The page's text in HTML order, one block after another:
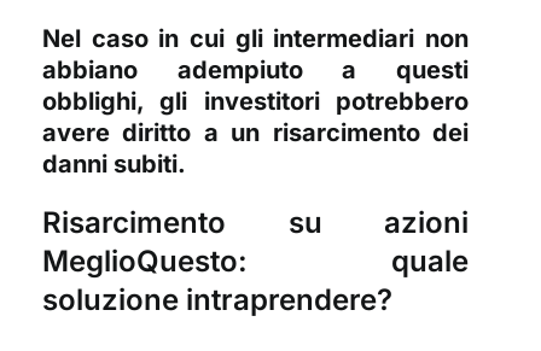
Nel caso in cui gli intermediari non
abbiano adempiuto a questi
obblighi, gli investitori potrebbero
avere diritto a un risarcimento dei
danni subiti.
Risarcimento su azioni
MeglioQuesto: quale
soluzione intraprendere?